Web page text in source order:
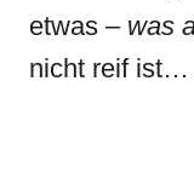
etwas – was
nicht reif ist…